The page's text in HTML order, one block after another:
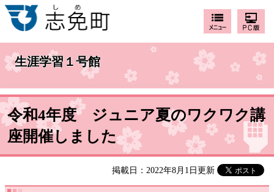
生涯学習１号館
令和4年度 ジュニア夏のワクワク講
座開催しました
掲載日：2022年8月1日更新